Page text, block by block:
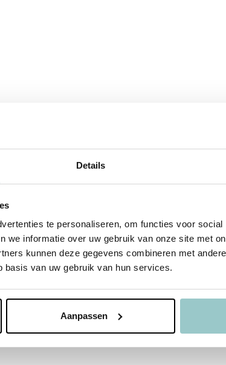
Details
te personaliseren, om functies voor
we informatie over uw gebruik van onze site met
kunnen deze gegevens combineren met
van uw gebruik van hun services.
Aanpassen
voelt spelen net zo vrolijk als het